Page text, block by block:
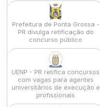
Prefeitura de Ponta Grossa -
PR divulga retificação do
concurso público
UENP - PR retifica concursos
com vagas para agentes
universitários de execução e
profissionais